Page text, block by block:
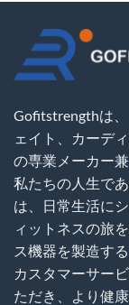
Gofitstrengthは
ェイト、カーデ
の専業メーカー
私たちの人生で
は、日常生活に
ィットネスの旅
ス機器を製造す
カスタマーサー
ただき、より健